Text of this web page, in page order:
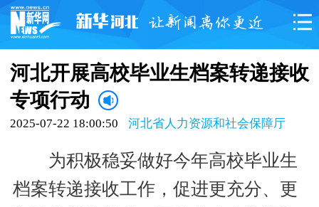
河北开展高校毕业生档案转递接收
专项行动
2025-07-22 18:00:50 河北省人力资源和社会保障厅
为积极稳妥做好今年高校毕业生
档案转递接收工作，促进更充分、更